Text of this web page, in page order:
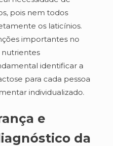
pois nem todos
os laticínios.
importantes no
identificar a
para cada pessoa
individualizado.
e
da